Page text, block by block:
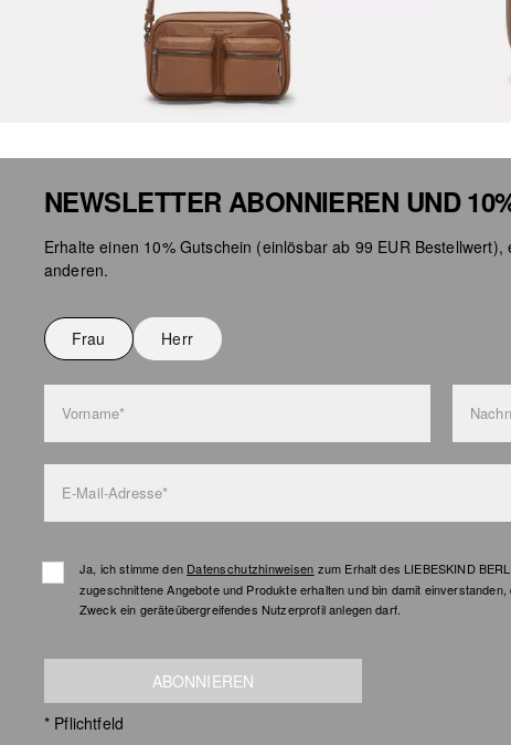
NEWSLETTER ABONNIEREN UND
Erhalte einen 10% Gutschein (einlösbar ab 99 EUR
anderen.
Frau Herr
Vorname*
E-Mail-Adresse*
Ja, ich stimme den Datenschutzhinweisen zum Erhalt des LIEBESKIND
zugeschnittene Angebote und Produkte erhalten und bin damit
Zweck ein geräteübergreifendes Nutzerprofil anlegen darf.
ABONNIEREN
* Pflichtfeld